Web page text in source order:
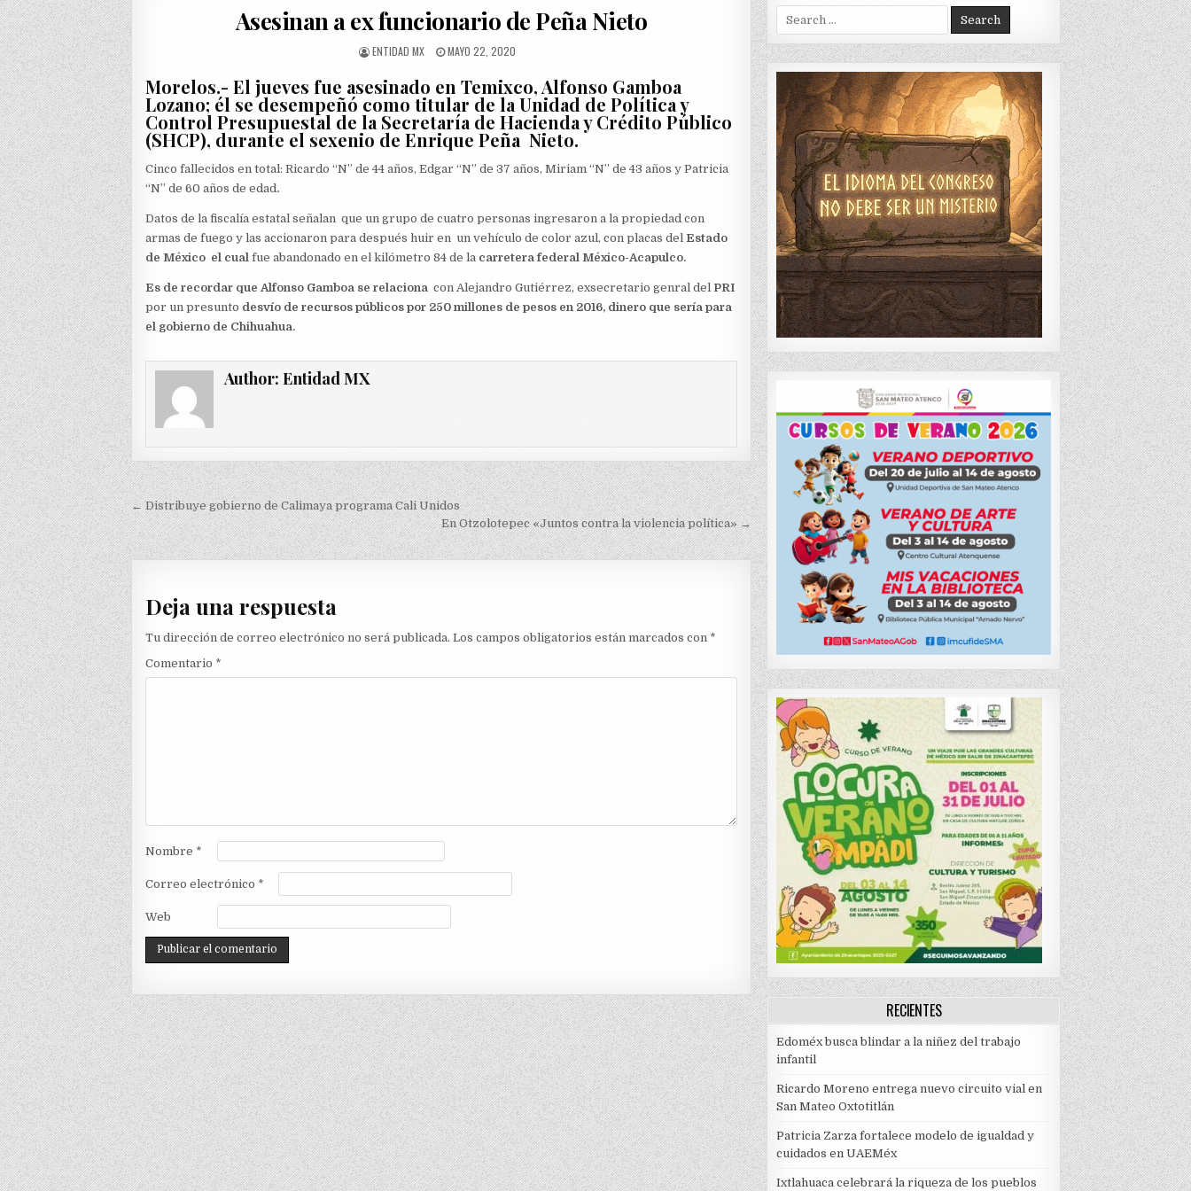
Asesinan a ex funcionario de Peña Nieto
AUTHOR:
ENTIDAD MX
PUBLISHED
MAYO 22, 2020
Morelos.- El jueves fue asesinado en Temixco, Alfonso Gamboa
Lozano; él se desempeñó como titular de la Unidad de Política y
Control Presupuestal de la Secretaría de Hacienda y Crédito Público
(SHCP), durante el sexenio de Enrique Peña Nieto.
Cinco fallecidos en total: Ricardo “N” de 44 años, Edgar “N” de 37 años, Miriam “N” de 43 años y Patricia
“N” de 60 años de edad.
Datos de la fiscalía estatal señalan que un grupo de cuatro personas ingresaron a la propiedad con
armas de fuego y las accionaron para después huir en un vehículo de color azul, con placas delEstado
de México el cualfue abandonado en el kilómetro 84 de la carretera federal México-Acapulco.
Es de recordar queAlfonso Gamboa se relaciona con Alejandro Gutiérrez, exsecretario genral del PRI
por un presunto desvío de recursos públicos por 250 millones de pesos en 2016, dinero que sería para
el gobierno de Chihuahua.
Author: Entidad MX
Navegación
de
entradas
← Distribuye gobierno de Calimaya programa Cali Unidos
En Otzolotepec «Juntos contra la violencia política» →
Deja una respuesta
Tu dirección de correo electrónico no será publicada. Los campos obligatorios están marcados con *
Comentario *
Nombre *
Correo electrónico *
Web
Search
for:
RECIENTES
Edoméx busca blindar a la niñez del trabajo
infantil
Ricardo Moreno entrega nuevo circuito vial en
San Mateo Oxtotitlán
Patricia Zarza fortalece modelo de igualdad y
cuidados en UAEMéx
Ixtlahuaca celebrará la riqueza de los pueblos